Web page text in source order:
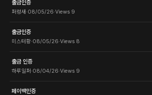
출금인증
퍼렁새 ·08/05/26·Views 9
출금인증
미스터황·08/05/26·Views 8
출금 인증
하루일퍼·08/04/26·Views 9
페이백인증